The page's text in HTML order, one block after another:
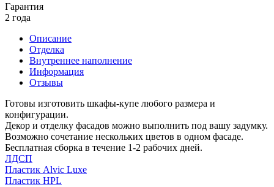
Гарантия
2 года
Описание
Отделка
Внутреннее наполнение
Информация
Отзывы
Готовы изготовить шкафы-купе любого размера и
конфигурации.
Декор и отделку фасадов можно выполнить под вашу задумку.
Возможно сочетание нескольких цветов в одном фасаде.
Бесплатная сборка в течение 1-2 рабочих дней.
ЛДСП
Пластик Alvic Luxe
Пластик HPL